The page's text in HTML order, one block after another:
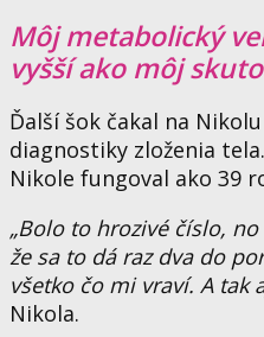
Môj metabolický
vyšší ako môj
Ďalší šok čakal na
diagnostiky zloženia
Nikole fungoval ako 39
„Bolo to hrozivé číslo,
že sa to dá raz dva do
všetko čo mi vraví. A tak
Nikola.